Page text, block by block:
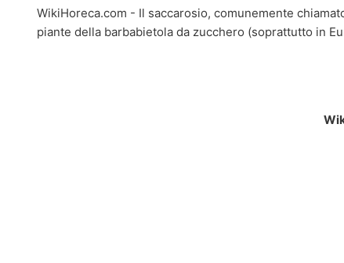
WikiHoreca.com - Il saccarosio, comunemente
piante della barbabietola da zucchero (soprattutto in